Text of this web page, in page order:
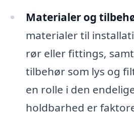
Materialer og
materialer til
rør eller fittings,
tilbehør som lys og
en rolle i den
holdbarhed er